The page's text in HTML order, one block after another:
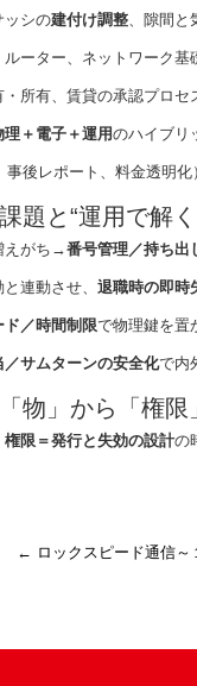
ッシの建付け調整 、隙間と
ルーター、ネットワーク基
・所有、賃貸の承認プロセ
理＋電子＋運用のハイブリ
事後レポート、料金透明化
題と“運用で解
えがち→番号管理／持ち出
連動させ、 退職時の即時
ド／時間制限で物理鍵を置
サムターンの安全化で内
物」から「権限
権限＝発行と失効の設計の
← ロックスピード通信～